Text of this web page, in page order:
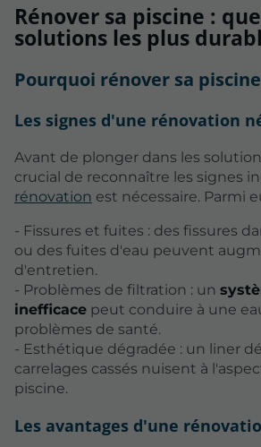
Rénover sa piscine :
solutions les plus
Pourquoi rénover sa
Les signes d'une rénovation
Avant de plonger dans les
crucial de reconnaître les signes
rénovation est nécessaire. Parmi
- Fissures et fuites : des fissures
ou des fuites d'eau peuvent
d'entretien.
- Problèmes de filtration : un
inefficace peut conduire à une
problèmes de santé.
- Esthétique dégradée : un liner
carrelages cassés nuisent à
piscine.
Les avantages d'une